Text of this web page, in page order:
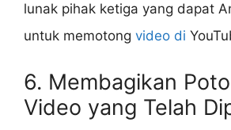
lunak pihak ketiga yang dapat
untuk memotong video di
6. Membagikan
Video yang Telah